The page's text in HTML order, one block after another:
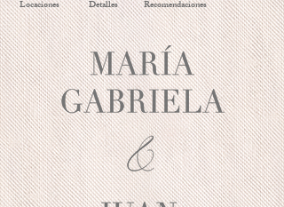
Locaciones Detalles Recomendaciones